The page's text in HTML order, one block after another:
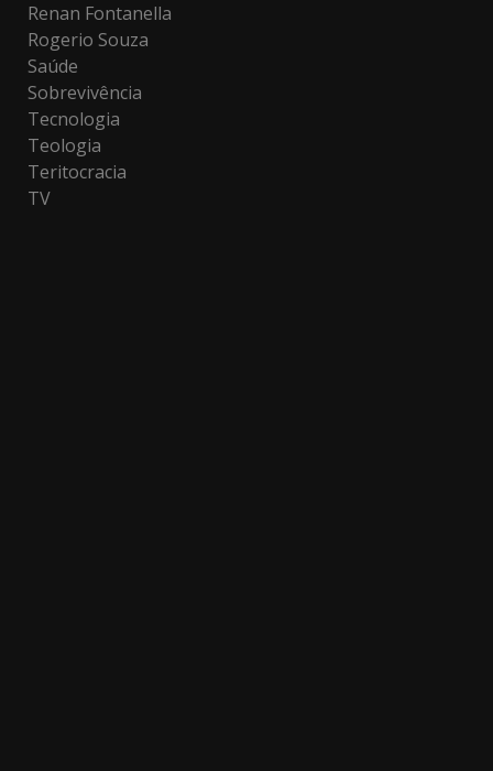
Renan Fontanella
Rogerio Souza
Saúde
Sobrevivência
Tecnologia
Teologia
Teritocracia
TV